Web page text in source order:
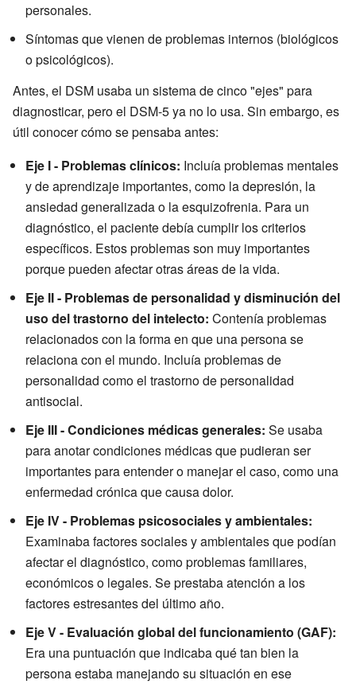
personales.
Síntomas que vienen de problemas internos (biológicos
o psicológicos).
Antes, el DSM usaba un sistema de cinco "ejes" para
diagnosticar, pero el DSM-5 ya no lo usa. Sin embargo, es
útil conocer cómo se pensaba antes:
Eje I - Problemas clínicos: Incluía problemas mentales
y de aprendizaje importantes, como la depresión, la
ansiedad generalizada o la esquizofrenia. Para un
diagnóstico, el paciente debía cumplir los criterios
específicos. Estos problemas son muy importantes
porque pueden afectar otras áreas de la vida.
Eje II - Problemas de personalidad y disminución del
uso del trastorno del intelecto: Contenía problemas
relacionados con la forma en que una persona se
relaciona con el mundo. Incluía problemas de
personalidad como el trastorno de personalidad
antisocial.
Eje III - Condiciones médicas generales: Se usaba
para anotar condiciones médicas que pudieran ser
importantes para entender o manejar el caso, como una
enfermedad crónica que causa dolor.
Eje IV - Problemas psicosociales y ambientales:
Examinaba factores sociales y ambientales que podían
afectar el diagnóstico, como problemas familiares,
económicos o legales. Se prestaba atención a los
factores estresantes del último año.
Eje V - Evaluación global del funcionamiento (GAF):
Era una puntuación que indicaba qué tan bien la
persona estaba manejando su situación en ese